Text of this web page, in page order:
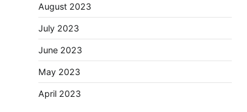
August 2023
July 2023
June 2023
May 2023
April 2023